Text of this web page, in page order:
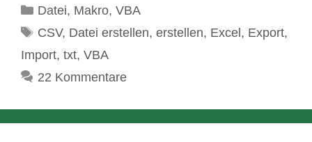
Kategorien
Datei, Makro, VBA
Schlagwörter
CSV, Datei erstellen, erstellen, Excel , Export,
Import, txt, VBA
22 Kommentare